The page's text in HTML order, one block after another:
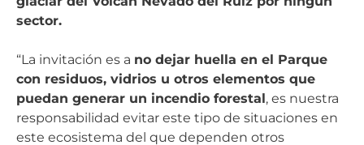
sector.
“La invitación es a no dejar huella en el Parque
con residuos, vidrios u otros elementos que
puedan generar un incendio forestal, es nuestra
responsabilidad evitar este tipo de situaciones en
este ecosistema del que dependen otros